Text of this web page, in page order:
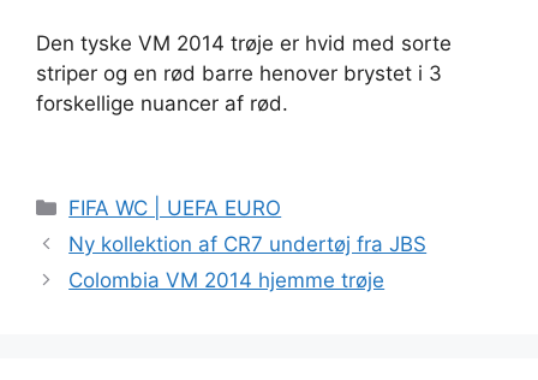
Den tyske VM 2014 trøje er hvid med sorte
striper og en rød barre henover brystet i 3
forskellige nuancer af rød.
Kategorier
FIFA WC | UEFA EURO
Ny kollektion af CR7 undertøj fra JBS
Colombia VM 2014 hjemme trøje